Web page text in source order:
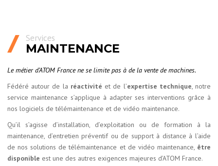
Services
MAINTENANCE
Le métier d’ATOM France ne se limite pas à de la vente de machines.
Fédéré autour de la réactivité et de l’expertise technique, notre
service maintenance s’applique à adapter ses interventions grâce à
nos logiciels de télémaintenance et de vidéo maintenance.
Qu’il s’agisse d’installation, d’exploitation ou de formation à la
maintenance, d’entretien préventif ou de support à distance à l’aide
de nos solutions de télémaintenance et de vidéo maintenance, être
disponible est une des autres exigences majeures d’ATOM France.